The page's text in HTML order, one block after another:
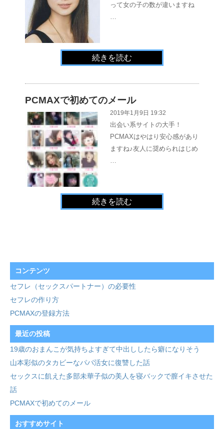
って女の子の数が違いますね
続きを読む
PCMAXで初めてのメール
2019年1月9日 19:32
出会い系サイトの大手！
PCMAXはやはり安心感があり
ますね♪友人に奨められはじめ
続きを読む
コンテンツ
セフレ（セックスパートナー）の必要性
セフレの作り方
PCMAXの登録方法
最近の投稿
19歳のおまんこが気持ちよすぎて中出ししたら癖になりそう
山本彩似のタカビーなパパ活女に復讐した話
セックスに飢えた多部未華子似の美人を寝バックで膣イキさせた
話
PCMAXで初めてのメール
おすすめサイト